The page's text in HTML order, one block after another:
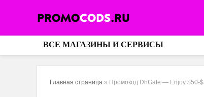
ВСЕ МАГАЗИНЫ И СЕРВИСЫ
Главная страница » Промокод DhGate — Enjoy $50-